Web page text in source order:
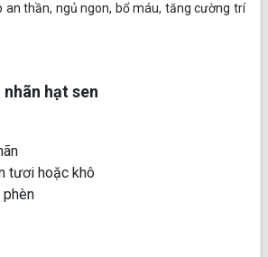
an thần, ngủ ngon, bổ máu, tăng cường trí
hạt sen
tươi hoặc khô